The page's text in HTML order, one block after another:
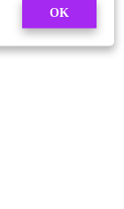
OK